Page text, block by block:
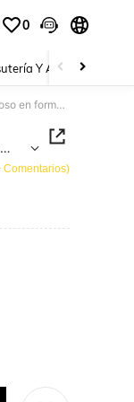
0
Y Accesorios
Care Bears X PETSIN Collar rosa con estampado de oso en forma de corazón para perros mascotas
Comentarios)